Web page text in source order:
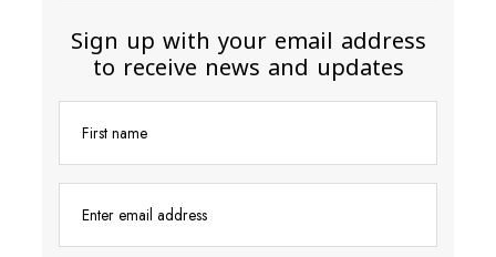
Sign up with your email address
to receive news and updates
First name
Enter email address